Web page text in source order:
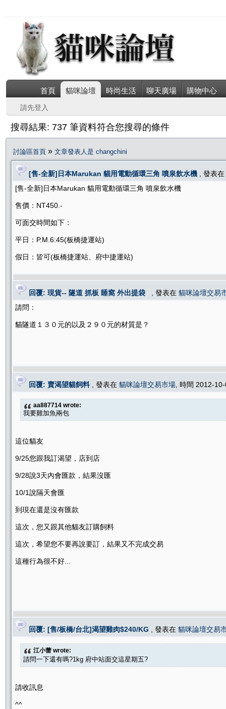
首頁 貓咪論壇 時尚生活 聊天廣場 購物中心
請先登入
搜尋結果: 737 筆資料符合您搜尋的條件
討論區首頁 » 文章發表人是 changchini
[售-全新]日本Marukan 貓用電動循環三角 噴泉飲水機
, 發表在
[售-全新]日本Marukan 貓用電動循環三角 噴泉飲水機
售價：NT450.-
可面交時間如下：
平日：P.M.6:45(板橋捷運站)
假日：皆可(板橋捷運站、府中捷運站)
回覆: 現貨-- 隧道 抓板 睡窩 外出提袋 , 發表在 貓咪論壇交易
請問：
貓隧道１３０元的以及２９０元的材質是？
回覆: 賣渴望貓飼料 , 發表在 貓咪論壇交易市場 , 時間 2012-
aa887714 wrote:
我要雞加魚兩包
這位貓友
9/25您跟我訂渴望，店到店
9/28說3天內會匯款，結果沒匯
10/1說隔天會匯
到現在還是沒有匯款
這次，您又跟其他貓友訂購飼料
這次，希望您不要再說要訂，結果又不完成交易
這種行為很不好...
回覆: [售/板橋/台北]渴望雞肉$240/KG , 發表在 貓咪論壇交易
江小蕾 wrote:
請問一下還有嗎?1kg 府中站面交這星期五?
請收訊息
^^